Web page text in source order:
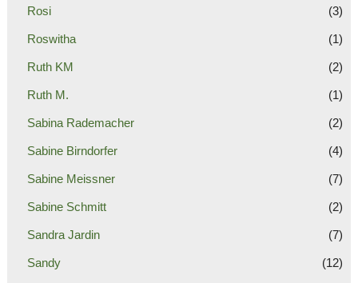
Rosi (3)
Roswitha (1)
Ruth KM (2)
Ruth M. (1)
Sabina Rademacher (2)
Sabine Birndorfer (4)
Sabine Meissner (7)
Sabine Schmitt (2)
Sandra Jardin (7)
Sandy (12)